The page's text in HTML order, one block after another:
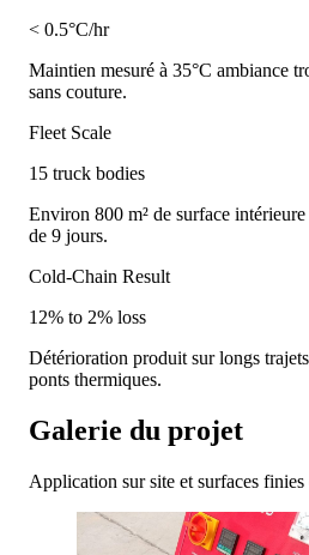
< 0.5°C/hr
Maintien mesuré à 35°C ambiance
sans couture.
Fleet Scale
15 truck bodies
Environ 800 m² de surface
de 9 jours.
Cold-Chain Result
12% to 2% loss
Détérioration produit sur longs
ponts thermiques.
Galerie du projet
Application sur site et surfaces finies